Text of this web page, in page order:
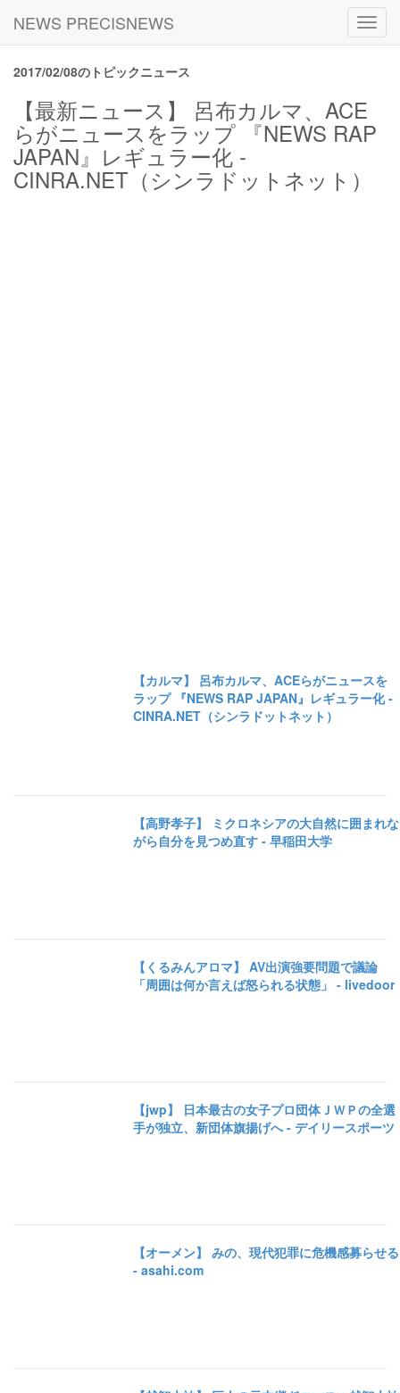
NEWS PRECISNEWS
2017/02/08のトピックニュース
【最新ニュース】 呂布カルマ、ACE
らがニュースをラップ 『NEWS RAP
JAPAN』レギュラー化 -
CINRA.NET（シンラドットネット）
【カルマ】 呂布カルマ、ACEらがニュースを
ラップ 『NEWS RAP JAPAN』レギュラー化 -
CINRA.NET（シンラドットネット）
【高野孝子】 ミクロネシアの大自然に囲まれな
がら自分を見つめ直す - 早稲田大学
【くるみんアロマ】 AV出演強要問題で議論
「周囲は何か言えば怒られる状態」 - livedoor
【jwp】 日本最古の女子プロ団体ＪＷＰの全選
手が独立、新団体旗揚げへ - デイリースポーツ
【オーメン】 みの、現代犯罪に危機感募らせる
- asahi.com